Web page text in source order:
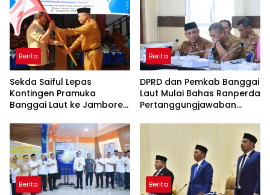
Berita
Sekda Saiful Lepas
Kontingen Pramuka
Banggai Laut ke Jambore
Jaga Nama Daerah
Berita
DPRD dan Pemkab Banggai
Laut Mulai Bahas Ranperda
Pertanggungjawaban
Berita Berita